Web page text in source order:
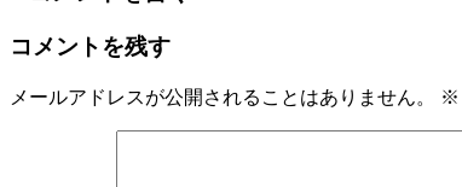
コメントを残す
メールアドレスが公開されることはありません。 ※